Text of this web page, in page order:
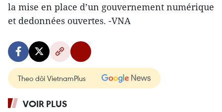
la mise en place d’un gouvernement numérique
et dedonnées ouvertes. -VNA
Theo dõi VietnamPlus
VOIR PLUS